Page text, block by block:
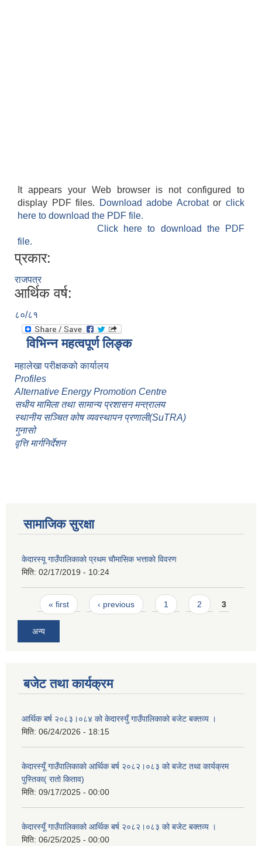
It appears your Web browser is not configured to
display PDF files.
Download adobe Acrobatorclick
here to download the PDF file.
Click here to download the PDF
file.
प्रकार:
राजपत्र
आर्थिक वर्ष:
८०/८१
विभिन्न महत्वपूर्ण लिङ्क
महालेखा परीक्षकको कार्यालय
Profiles
Alternative Energy Promotion Centre
सधीय मामिला तथा सामान्य प्रशासन मन्त्रालय
स्थानीय सञ्चित कोष व्यवस्थापन प्रणाली(SuTRA)
गुनासो
वृत्ति मार्गनिर्देशन
सामाजिक सुरक्षा
केदारस्यू गाउँपालिकाकाे प्रथम चाैमासिक भत्ताकाे विवरण
मिति: 02/17/2019 - 10:24
Pages
« first ‹ previous 1 2 3
अन्य
बजेट तथा कार्यक्रम
आर्थिक बर्ष २०८३।०८४ को केदारस्युँ गाउँपालिकाकाे बजेट बक्तव्य ।
मिति: 06/24/2026 - 18:15
केदारस्यूँ गाउँपालिकाकाे आर्थिक बर्ष २०८२।०८३ को बजेट तथा कार्यक्रम
पुस्तिका( रातो किताव)
मिति: 09/17/2025 - 00:00
केदारस्यूँ गाउँपालिकाको आर्थिक बर्ष २०८२।०८३ को बजेट बक्तव्य ।
मिति: 06/25/2025 - 00:00